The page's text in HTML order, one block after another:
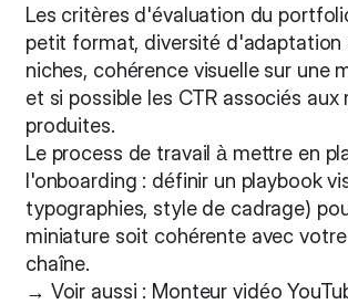
Les critères d'évaluation du
petit format, diversité d'adaptation
niches, cohérence visuelle sur une
et si possible les CTR associés aux
produites.
Le process de travail à mettre en
l'onboarding : définir un playbook
typographies, style de cadrage)
miniature soit cohérente avec
chaîne.
→ Voir aussi : Monteur vidéo